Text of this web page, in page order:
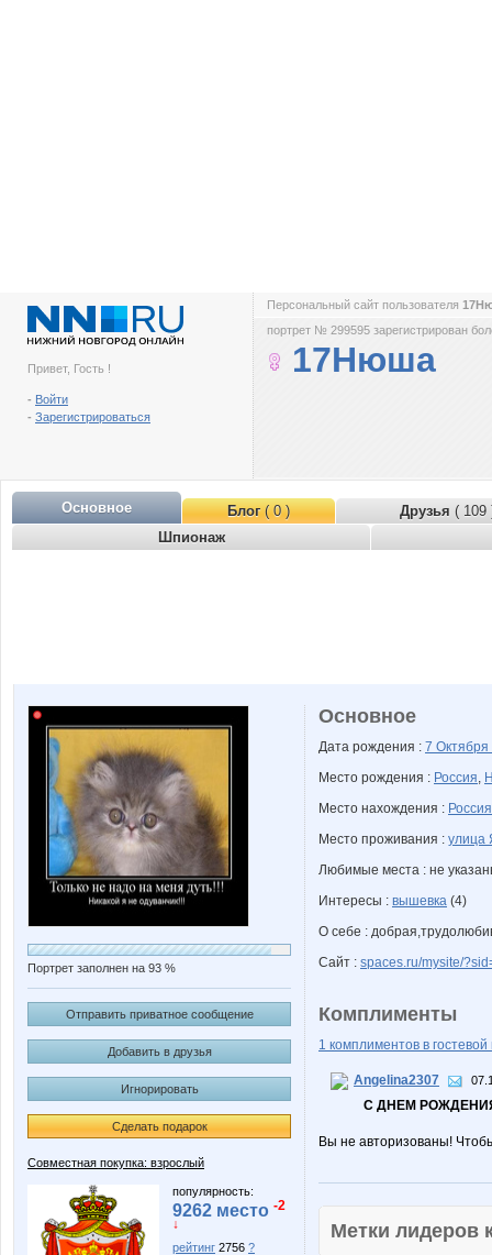
Привет, Гость !
- Войти
- Зарегистрироваться
Персональный сайт пользователя
портрет № 299595 зарегистрирован
17Нюша
Основное Блог( 0 ) Друзья ( 109
Шпионаж
Портрет заполнен на 93 %
Отправить приватное сообщение
Добавить в друзья
Игнорировать
Сделать подарок
Совместная покупка: взрослый
популярность:
9262 место -2
↓
рейтинг 2756 ?
Основное
Дата рождения : 7 Октября
Место рождения : Россия,
Место нахождения : Россия
Место проживания : улица
Любимые места : не
Интересы : вышевка (4)
О себе :
Сайт : spaces.ru/mysite/
Комплименты
1 комплиментов в гостевой
Angelina2307
С ДНЕМ
Вы не авторизованы!
Метки